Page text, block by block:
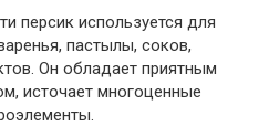
персик используется для
пастылы, соков,
Он обладает приятным
источает многоценные